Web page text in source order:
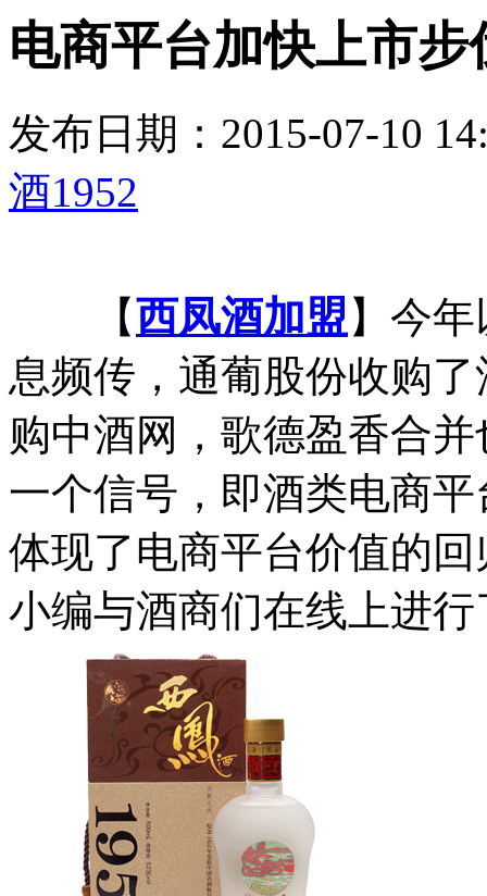
电商平台加快上市
发布日期：2015-07-10
酒1952
【西凤酒加盟 】今
息频传，通葡股份收购
购中酒网，歌德盈香合
一个信号，即酒类电商
体现了电商平台价值的
小编与酒商们在线上进